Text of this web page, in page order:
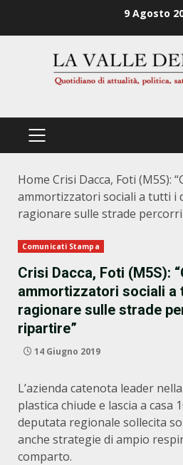
9 Agosto
PRIMÄRES
Home Crisi Dacca, Foti (M5S):
ammortizzatori sociali a tutti i
ragionare sulle strade
Comunicati Stampa
Crisi Dacca, Foti (M5S):
ammortizzatori sociali a
ragionare sulle strade
ripartire”
14 Giugno 2019
L’azienda catenota leader
plastica chiude e lascia a casa
deputata regionale sollecita
anche strategie di ampio
comparto.